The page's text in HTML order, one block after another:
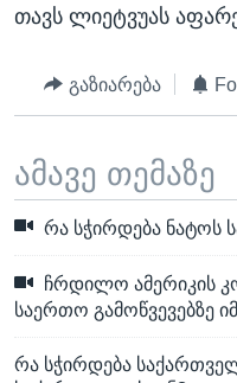
თავს ლიეტვუას
გაზიარება
ამავე თემაზე
რა სჭირდება ნატოს
ჩრდილო ამერიკის
საერთო გამოწვევებზე
რა სჭირდება